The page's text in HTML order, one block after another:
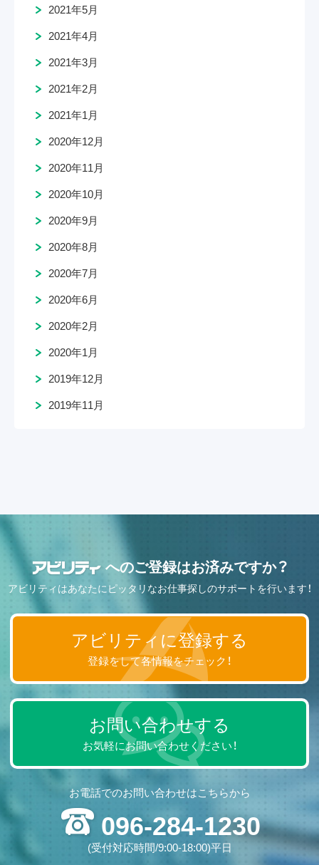
2021年5月
2021年4月
2021年3月
2021年2月
2021年1月
2020年12月
2020年11月
2020年10月
2020年9月
2020年8月
2020年7月
2020年6月
2020年2月
2020年1月
2019年12月
2019年11月
へのご登録はお済みですか？
アビリティはあなたにピッタリなお仕事探しのサポートを行います！
アビリティに登録する
登録をして各情報をチェック！
お問い合わせする
お気軽にお問い合わせください！
お電話でのお問い合わせはこちらから
096-284-1230
(受付対応時間/9:00-18:00)平日